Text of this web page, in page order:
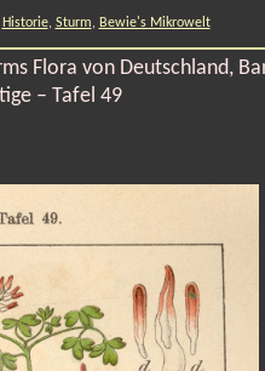
Historie, Sturm, Bewie's Mikrowelt
Flora von Deutschland,
– Tafel 49